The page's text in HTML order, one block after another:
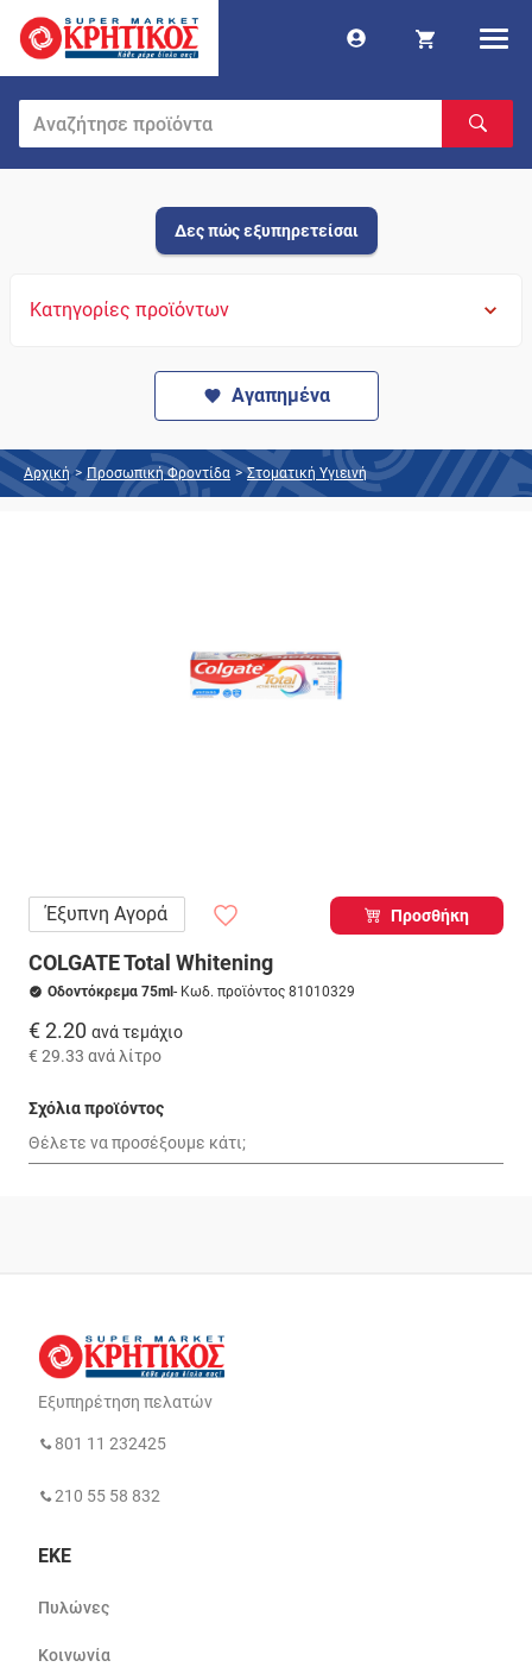
Δες πώς εξυπηρετείσαι
Κατηγορίες προϊόντων
Αγαπημένα
Αρχική > Προσωπική Φροντίδα > Στοματική Υγιεινή
Έξυπνη Αγορά Προσθήκη
COLGATE Total Whitening
Οδοντόκρεμα 75ml - Κωδ. προϊόντος 81010329
€ 2.20 ανά τεμάχιο
€ 29.33 ανά λίτρο
Σχόλια προϊόντος
Εξυπηρέτηση πελατών
801 11 232425
210 55 58 832
ΕΚΕ
Πυλώνες
Κοινωνία